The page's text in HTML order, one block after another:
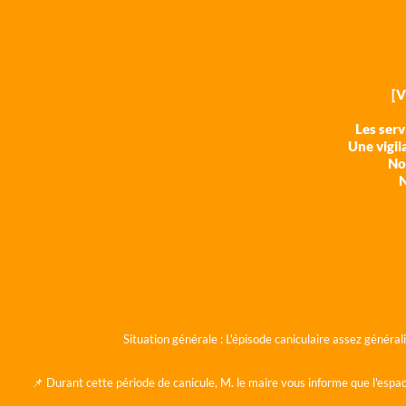
Les
Une
Situation générale : L'épisode caniculaire assez
📌 Durant cette période de canicule, M. le maire vous informe que